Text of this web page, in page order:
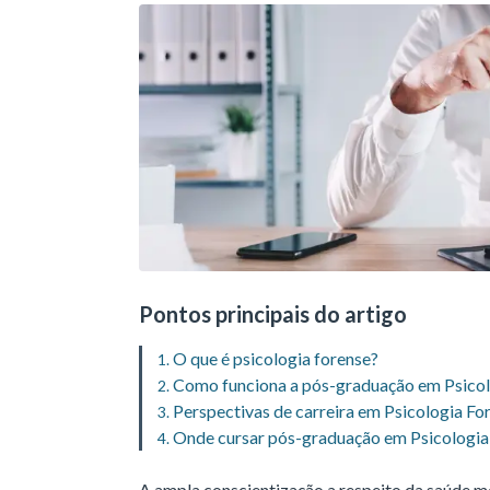
Pontos principais do artigo
O que é psicologia forense?
Como funciona a pós-graduação em
Perspectivas de carreira em Psicologia
Onde cursar pós-graduação em Psicologia